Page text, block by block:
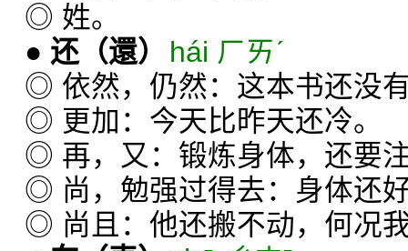
◎ 姓。
● 还（還）
hái ㄏㄞˊ
◎ 依然，仍然：这本书还没
◎ 更加：今天比昨天还冷。
◎ 再，又：锻炼身体，还要
◎ 尚，勉强过得去：身体还
◎ 尚且：他还搬不动，何况